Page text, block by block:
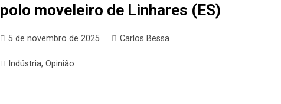
polo moveleiro de Linhares (ES)
5 de novembro de 2025 Carlos Bessa
Indústria,Opinião